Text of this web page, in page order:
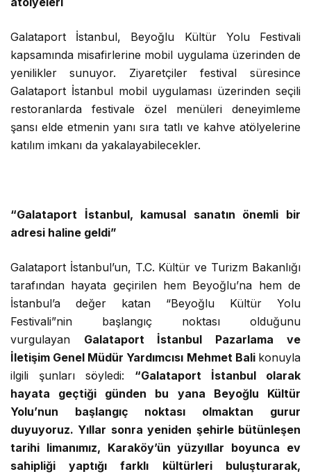
Galataport İstanbul, Beyoğlu Kültür Yolu Festivali
kapsamında misafirlerine mobil uygulama üzerinden de
yenilikler sunuyor. Ziyaretçiler festival süresince
Galataport İstanbul mobil uygulaması üzerinden seçili
restoranlarda festivale özel menüleri deneyimleme
şansı elde etmenin yanı sıra tatlı ve kahve atölyelerine
katılım imkanı da yakalayabilecekler.
“Galataport İstanbul, kamusal sanatın önemli bir
adresi haline geldi”
Galataport İstanbul’un, T.C. Kültür ve Turizm Bakanlığı
tarafından hayata geçirilen hem Beyoğlu’na hem de
İstanbul’a değer katan “Beyoğlu Kültür Yolu
Festivali”nin başlangıç noktası olduğunu
vurgulayan Galataport İstanbul Pazarlama ve
İletişim Genel Müdür Yardımcısı Mehmet Bali konuyla
ilgili şunları söyledi: “Galataport İstanbul olarak
hayata geçtiği günden bu yana Beyoğlu Kültür
Yolu’nun başlangıç noktası olmaktan gurur
duyuyoruz. Yıllar sonra yeniden şehirle bütünleşen
tarihi limanımız, Karaköy’ün yüzyıllar boyunca ev
sahipliği yaptığı farklı kültürleri buluşturarak,